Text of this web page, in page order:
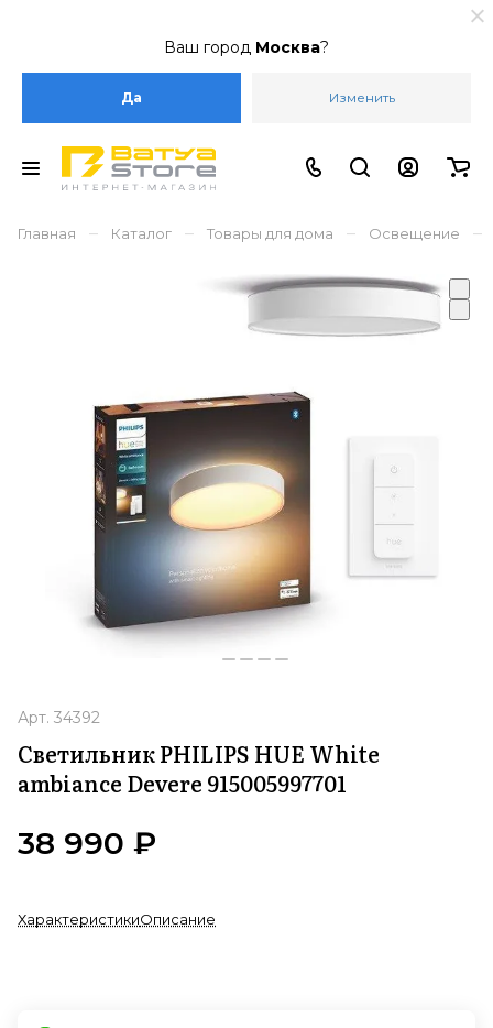
Ваш город Москва?
Да Изменить
Главная – Каталог – Товары для дома – Освещение –
Арт. 34392
Светильник PHILIPS HUE White
ambiance Devere 915005997701
38 990 ₽
ХарактеристикиОписание